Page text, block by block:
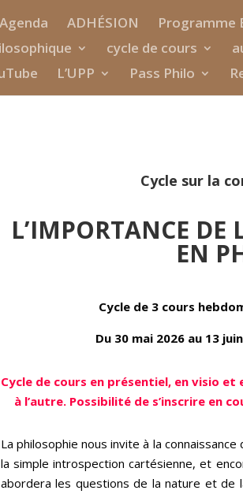
Agenda ADHÉSION Programme
cycle de cours
L’UPP Pass Philo
Cycle sur la
L’IMPORTANCE DE
EN
Cycle de 3 cours
Du 30 mai 2026 au 13
Cycle de cours en présentiel, en visio
à l’autre. Possibilité de s’inscrire en
La philosophie nous invite à la
la simple introspection cartésienne, et
abordera les questions de la nature et de